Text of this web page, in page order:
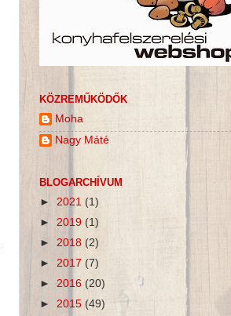
KÖZREMŰKÖDŐK
Moha
Nagy Máté
BLOGARCHÍVUM
► 2021 (1)
► 2019 (1)
► 2018 (2)
► 2017 (7)
► 2016 (20)
► 2015 (49)